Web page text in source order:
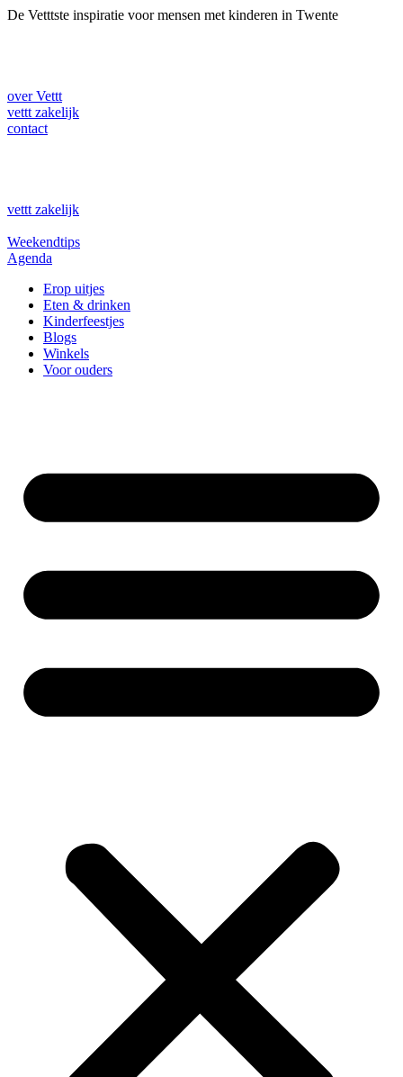
Ga
De Vetttste inspiratie voor mensen met kinderen in Twente
over Vettt
vettt zakelijk
contact
vettt zakelijk
Weekendtips
Agenda
Erop uitjes
Eten & drinken
Kinderfeestjes
Blogs
Winkels
Voor ouders